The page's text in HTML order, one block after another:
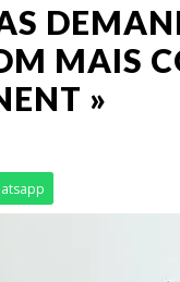
MAIS
»